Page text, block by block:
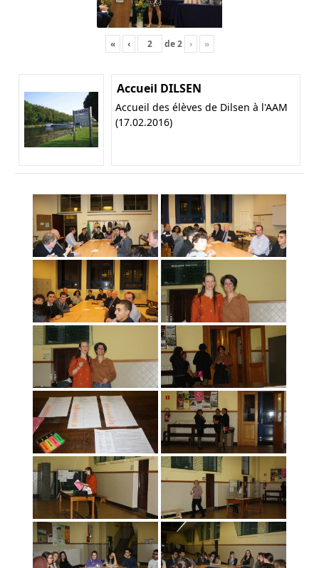
« ‹ de2 › »
Accueil DILSEN
Accueil des élèves de Dilsen à l'AAM
(17.02.2016)